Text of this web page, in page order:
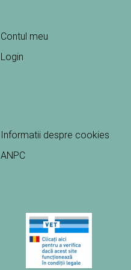
Contul meu
Login
Informatii despre cookies
ANPC